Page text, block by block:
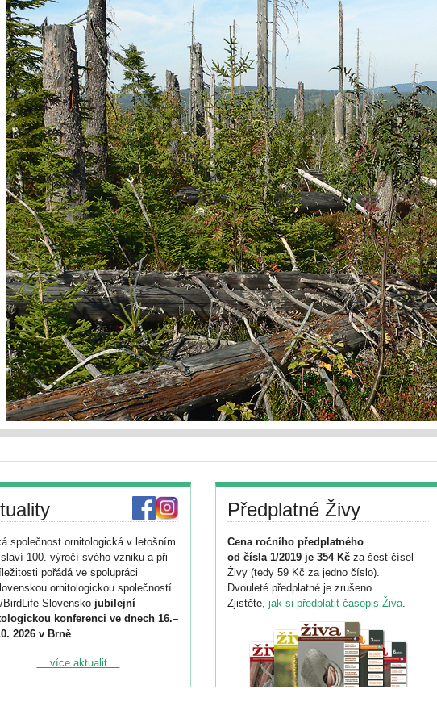
společnost ornitologická v letošním
100. výročí svého vzniku a při
pořádá ve spolupráci
ornitologickou společností
BirdLife Slovensko jubilejní
konferenci ve dnech 16.–
2026 v Brně.
informace ke konferenci
... více aktualit ...
Předplatné Živy
Cena ročního předplatného
od čísla 1/2019 je 354 Kč za šest čísel
Živy (tedy 59 Kč za jedno číslo).
Dvouleté předplatné je zrušeno.
Zjistěte, jak si předplatit časopis Živa.